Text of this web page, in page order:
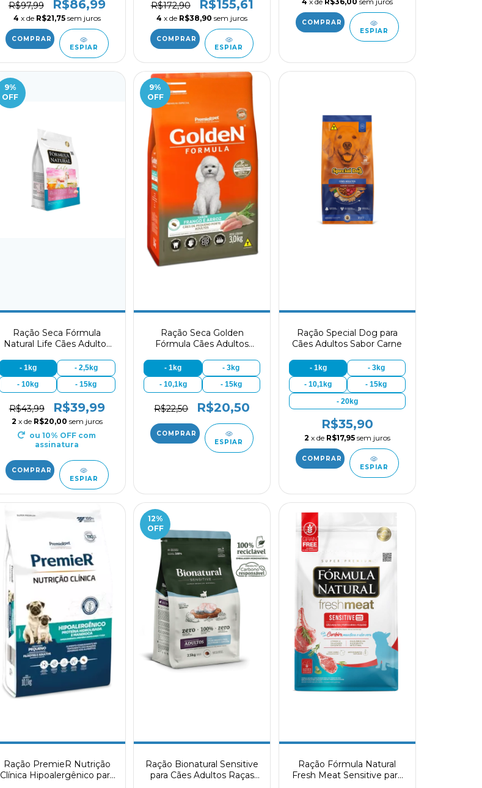
R$97,99 R$86,99
4 x de R$21,75 sem juros
ESPIAR
R$172,90 R$155,61
4 x de R$38,90 sem juros
ESPIAR
ESPIAR
9%
OFF
Ração Seca Fórmula
Natural Life Cães Adultos
- 1kg
- 2,5kg
- 10kg
- 15kg
R$43,99 R$39,99
2 x de R$20,00 sem juros
ou 10% OFF com
assinatura
ESPIAR
9%
OFF
Ração Seca Golden
Fórmula Cães Adultos
Frango e Arroz
- 1kg
- 3kg
- 10,1kg
- 15kg
R$22,50 R$20,50
ESPIAR
Ração Special Dog para
Cães Adultos Sabor Carne
- 1kg
- 3kg
- 10,1kg
- 15kg
- 20kg
R$35,90
2 x de R$17,95 sem juros
ESPIAR
Ração PremieR Nutrição
Clínica Hipoalergênico para
12%
OFF
Ração Bionatural Sensitive
para Cães Adultos Raças
Ração Fórmula Natural
Fresh Meat Sensitive para